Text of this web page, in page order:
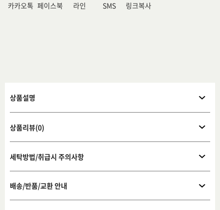
카카오톡 페이스북 라인 SMS 링크복사
상품설명
상품리뷰(0)
세탁방법/취급시 주의사항
배송/반품/교환 안내